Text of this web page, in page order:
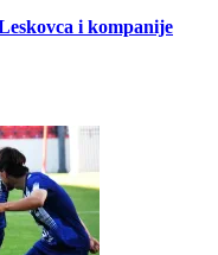
i kompanije